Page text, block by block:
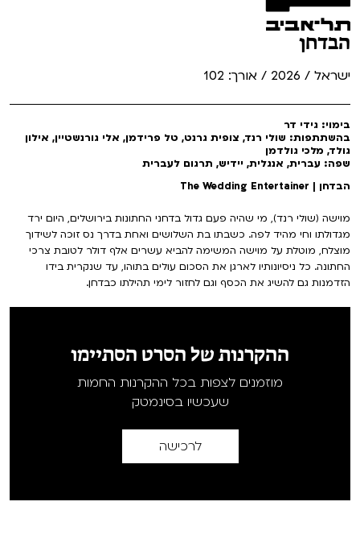
הבדחן
ישראל / 2026 / אורך: 102
בימוי: גידי דר
בהשתתפות: שולי רנד, צופית גרנט, טל פרידמן, אלי גורנשטיין, אילון
גולד, מלכי גולדמן
שפה: עברית, אנגלית, יידיש, תרגום לעברית
הבדחן | The Wedding Entertainer
מוישה (שולי רנד), מי שהיה פעם גדול בדחני החתונות בירושלים, היום ירד
מגדולתו וחי מהיד לפה. כשבתו בת השלושים ואחת בדרך נס זוכה לשידוך
מוצלח, מוטלת על מוישה המשימה להביא עשרים אלף דולר לטובת צרכי
החתונה. כל ניסיונותיו לארגן את הסכום עולים בתוהו, עד שנקרית בידו
הזדמנות גם להשיג את הכסף וגם לחזור לימי תהילתו כבדחן.
ההקרנות של הסרט הסתיימו
מוזמנים לצפות בכל ההקרנות החמות
שעכשיו בסינמטק
לרכישה